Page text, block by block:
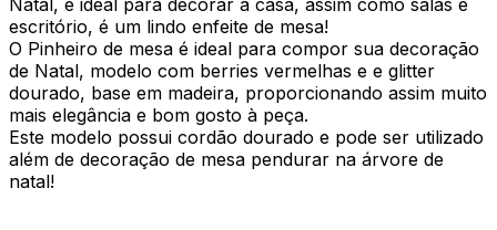
escritório, é um lindo enfeite de mesa!
O Pinheiro de mesa é ideal para compor sua decoração
de Natal, modelo com berries vermelhas e e glitter
dourado, base em madeira, proporcionando assim muito
mais elegância e bom gosto à peça.
Este modelo possui cordão dourado e pode ser utilizado
além de decoração de mesa pendurar na árvore de
natal!